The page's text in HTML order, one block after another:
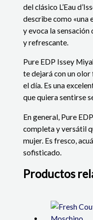
del clásico L’Eau
describe como «una
y evoca la
y refrescante.
Pure EDP Issey
te dejará con un
el día. Es una
que quiera sentirse
En general, Pure
completa y versátil
mujer. Es fresco,
sofisticado.
Productos